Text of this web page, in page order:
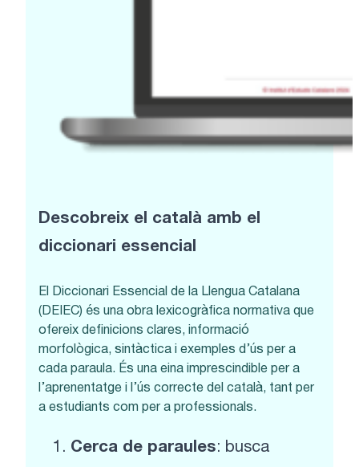
Descobreix el català amb el
diccionari essencial
El Diccionari Essencial de la Llengua Catalana
(DEIEC) és una obra lexicogràfica normativa que
ofereix definicions clares, informació
morfològica, sintàctica i exemples d’ús per a
cada paraula. És una eina imprescindible per a
l’aprenentatge i l’ús correcte del català, tant per
a estudiants com per a professionals.
Cerca de paraules: busca